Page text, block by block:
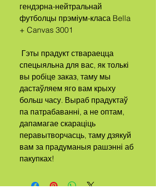
гендэрна-нейтральнай
футболцы прэміум-класа Bella
+ Canvas 3001
спецыяльна для вас, як толькі
вы робіце заказ, таму мы
дастаўляем яго вам крыху
больш часу. Выраб прадуктаў
па патрабаванні, а не оптам,
дапамагае скараціць
перавытворчасць, таму дзякуй
вам за прадуманыя рашэнні аб
пакупках!